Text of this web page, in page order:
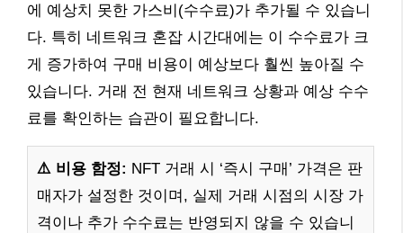
에 예상치 못한 가스비(수수료)가 추가될 수 있습니
다. 특히 네트워크 혼잡 시간대에는 이 수수료가 크
게 증가하여 구매 비용이 예상보다 훨씬 높아질 수
있습니다. 거래 전 현재 네트워크 상황과 예상 수수
료를 확인하는 습관이 필요합니다.
⚠️ 비용 함정: NFT 거래 시 ‘즉시 구매’ 가격은 판
매자가 설정한 것이며, 실제 거래 시점의 시장 가
격이나 추가 수수료는 반영되지 않을 수 있습니